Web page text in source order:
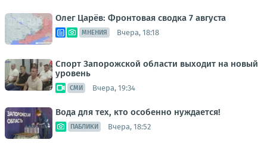
Олег Царёв: Фронтовая сводка 7 августа
МНЕНИЯ Вчера, 18:18
Спорт Запорожской области выходит на новый
уровень
СМИ Вчера, 19:34
Вода для тех, кто особенно нуждается!
ПАБЛИКИ Вчера, 18:52